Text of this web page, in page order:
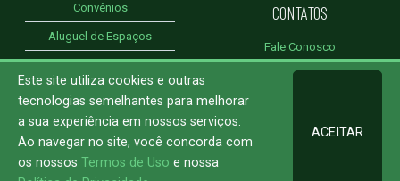
Convênios
Aluguel de Espaços
Patrocínios
CONTATOS
Fale Conosco
Achados e Perdidos
© 2023
Este site utiliza cookies e outras
tecnologias semelhantes para melhorar
a sua experiência em nossos serviços.
Ao navegar no site, você concorda com
os nossos Termos de Uso e nossa
ACEITAR